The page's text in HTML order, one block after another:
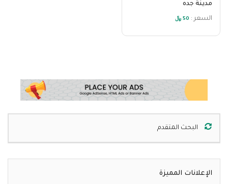
مدينة جده
السعر : 50 ﷼
البحث المتقدم
الإعلانات المميزة